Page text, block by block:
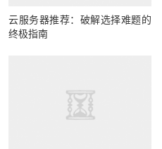
云服务器推荐：破解选择难题的
终极指南